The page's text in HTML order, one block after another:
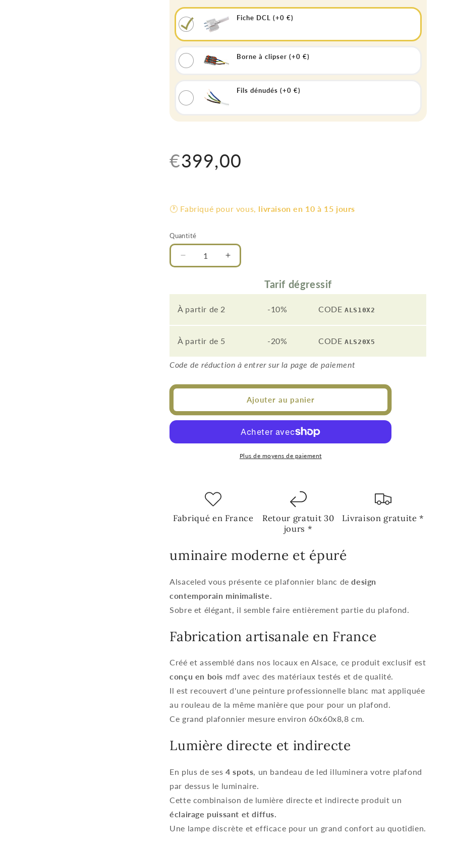
Fiche DCL (+0 €)
Borne à clipser (+0 €)
Fils dénudés (+0 €)
Prix
€399,00
🕐 Fabriqué pour vous, livraison en 10 à 15 jours
Quantité
Quantité
Réduire
la
Led
carré
design
minimaliste
Augmenter
la
carré
minimaliste
Tarif dégressif
À partir de 2 -10% CODE ALS10X2
À partir de 5 -20% CODE ALS20X5
Code de réduction à entrer sur la page de paiement
Ajouter au panier
Plus de moyens de paiement
Fabriqué en France
Retour gratuit 30
jours *
Livraison gratuite *
uminaire moderne et épuré
Alsaceled vous présente ce plafonnier blanc dedesign
contemporain minimaliste.
Sobre et élégant, il semble faire entièrement partie du plafond.
Fabrication artisanale en France
Créé et assemblé dans nos locaux en Alsace, ce produit exclusif est
conçu en bois mdf avec des matériaux testés et de qualité.
Il est recouvert d'une peinture professionnelle blanc mat appliquée
au rouleau de la même manière que pour pour un plafond.
Ce grand plafonnier mesure environ 60x60x8,8 cm.
Lumière directe et indirecte
En plus de ses4 spots, un bandeau de led illuminera votre plafond
par dessus le luminaire.
Cette combinaison de lumière directe et indirecte produit un
éclairage puissant et diffus.
Une lampe discrète et efficace pour un grand confort au quotidien.